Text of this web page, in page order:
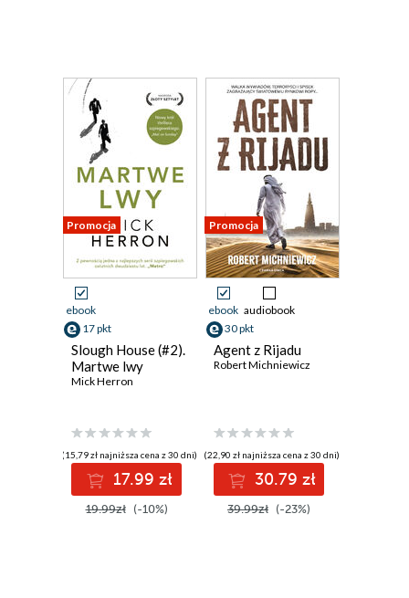
Promocja
ebook
17 pkt
Slough House (#2).
Martwe lwy
Mick Herron
(15,79 zł najniższa cena z 30 dni)
17.99 zł
19.99zł (-10%)
Promocja
ebook audiobook
30 pkt
Agent z Rijadu
Robert Michniewicz
(22,90 zł najniższa cena z 30 dni)
30.79 zł
39.99zł (-23%)